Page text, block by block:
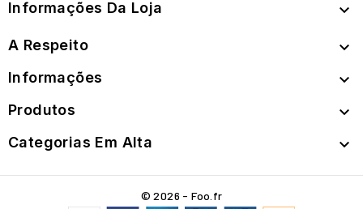
Informações Da Loja 
A Respeito 
Informações 
Produtos 
Categorias Em Alta 
© 2026 - Foo.fr